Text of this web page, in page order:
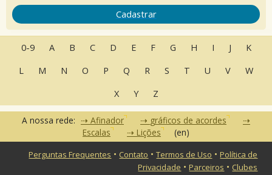
Cadastrar
0-9 A B C D E F G H I J
K
L
M N O P Q R S T U V
W
X
Y Z
A nossa rede: Afinador
gráficos de acordes
Escalas
Lições (en)
Perguntas Frequentes • Contato •Termos de Uso •Política de
Privacidade •Parceiros • Clubes